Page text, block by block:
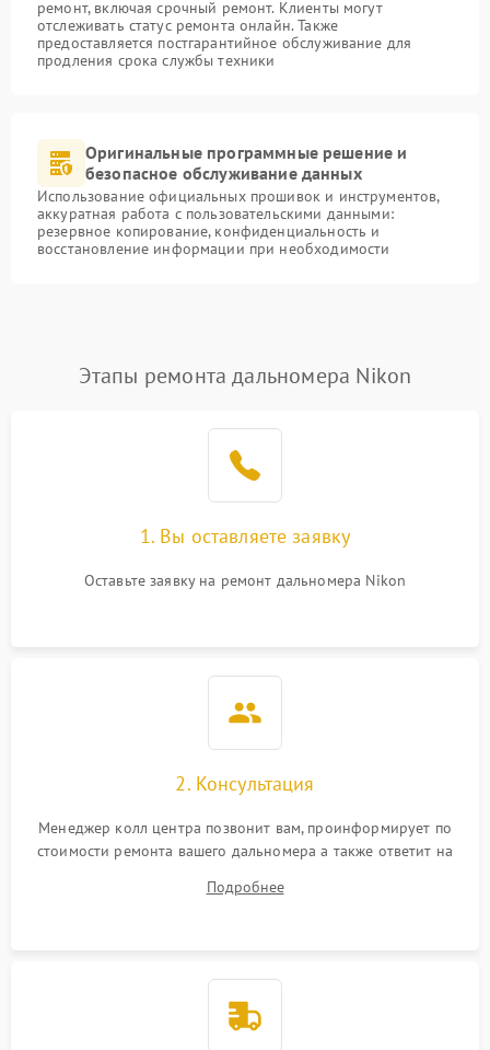
ремонт, включая срочный ремонт. Клиенты могут
отслеживать статус ремонта онлайн. Также
предоставляется постгарантийное обслуживание для
продления срока службы техники
Оригинальные программные решение и
безопасное обслуживание данных
Использование официальных прошивок и инструментов,
аккуратная работа с пользовательскими данными:
резервное копирование, конфиденциальность и
восстановление информации при необходимости
Этапы ремонта дальномера Nikon
1. Вы оставляете заявку
Оставьте заявку на ремонт дальномера Nikon
2. Консультация
Менеджер колл центра позвонит вам, проинформирует по
стоимости ремонта вашего дальномера а также ответит на
Подробнее